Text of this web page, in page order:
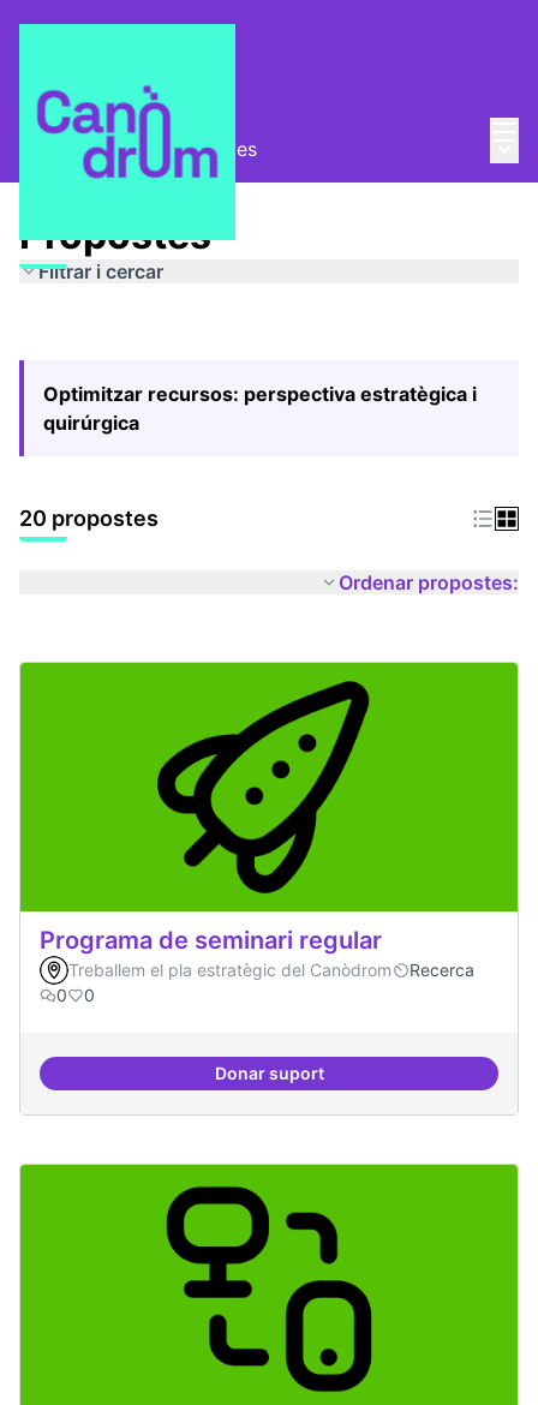
Pla Estratègic Propostes
Propostes
Filtrar i cercar
Optimitzar recursos: perspectiva estratègica i
quirúrgica
20 propostes
Ordenar propostes:
Programa de seminari regular
Treballem el pla estratègic del Canòdrom
Recerca
0
0
Donar suportPrograma de seminari regular